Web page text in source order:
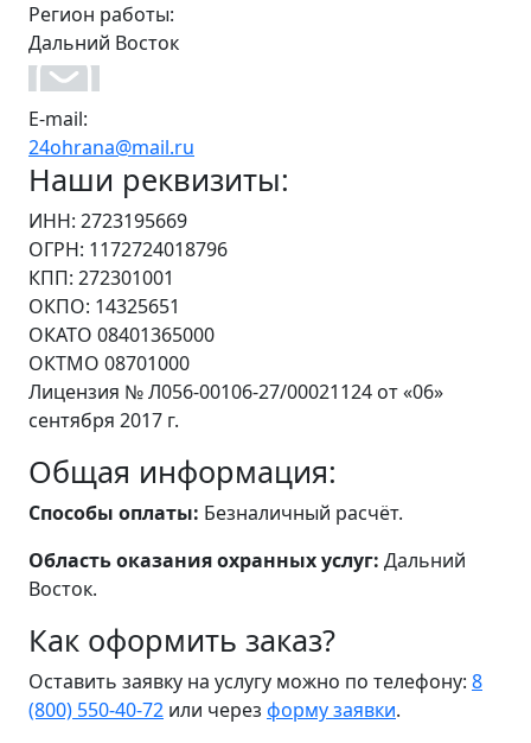
Регион работы:
Дальний Восток
E-mail:
24ohrana@mail.ru
Наши реквизиты:
ИНН: 2723195669
ОГРН: 1172724018796
КПП: 272301001
ОКПО: 14325651
ОКАТО 08401365000
ОКТМО 08701000
Лицензия № Л056-00106-27/00021124 от «06»
сентября 2017 г.
Общая информация:
Способы оплаты: Безналичный расчёт.
Область оказания охранных услуг: Дальний
Восток.
Как оформить заказ?
Оставить заявку на услугу можно по телефону: 8
(800) 550-40-72 или через форму заявки.